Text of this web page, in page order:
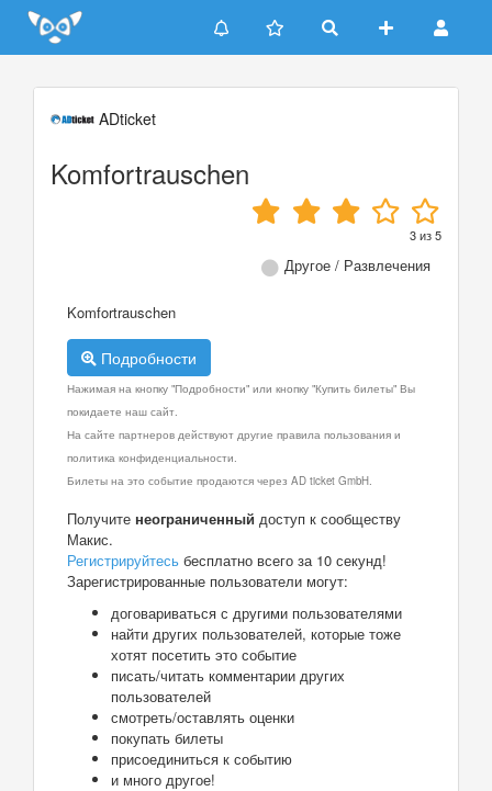
Update cookies preferences
ADticket
Komfortrauschen
3из5
Другое / Развлечения
Komfortrauschen
Подробности
Нажимая на кнопку "Подробности" или кнопку "Купить билеты" Вы
покидаете наш сайт.
На сайте партнеров действуют другие правила пользования и
политика конфиденциальности.
Билеты на это событие продаются через AD ticket GmbH.
Получите неограниченный доступ к сообществу
Макис.
Регистрируйтесь бесплатно всего за 10 секунд!
Зарегистрированные пользователи могут:
договариваться с другими пользователями
найти других пользователей, которые тоже
хотят посетить это событие
писать/читать комментарии других
пользователей
смотреть/оставлять оценки
покупать билеты
присоединиться к событию
и много другое!